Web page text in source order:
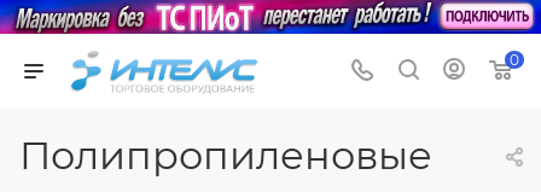
0
Полипропиленовые